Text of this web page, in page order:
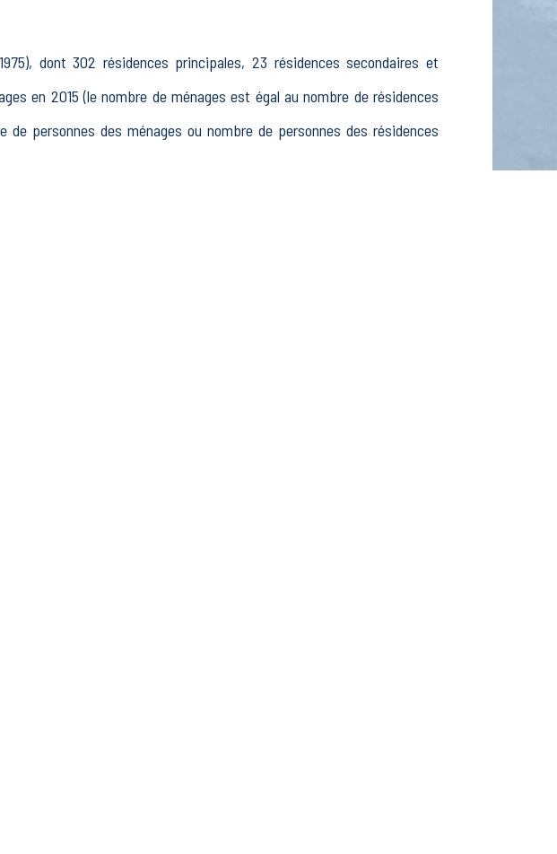
dont 302 résidences principales, 23 résidences secondaires et
en 2015 (le nombre de ménages est égal au nombre de résidences
personnes des ménages ou nombre de personnes des résidences